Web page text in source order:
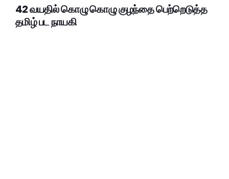
42 வயதில் கொழு கொழு குழந்தை பெற்றெடுத்த
தமிழ் பட நாயகி